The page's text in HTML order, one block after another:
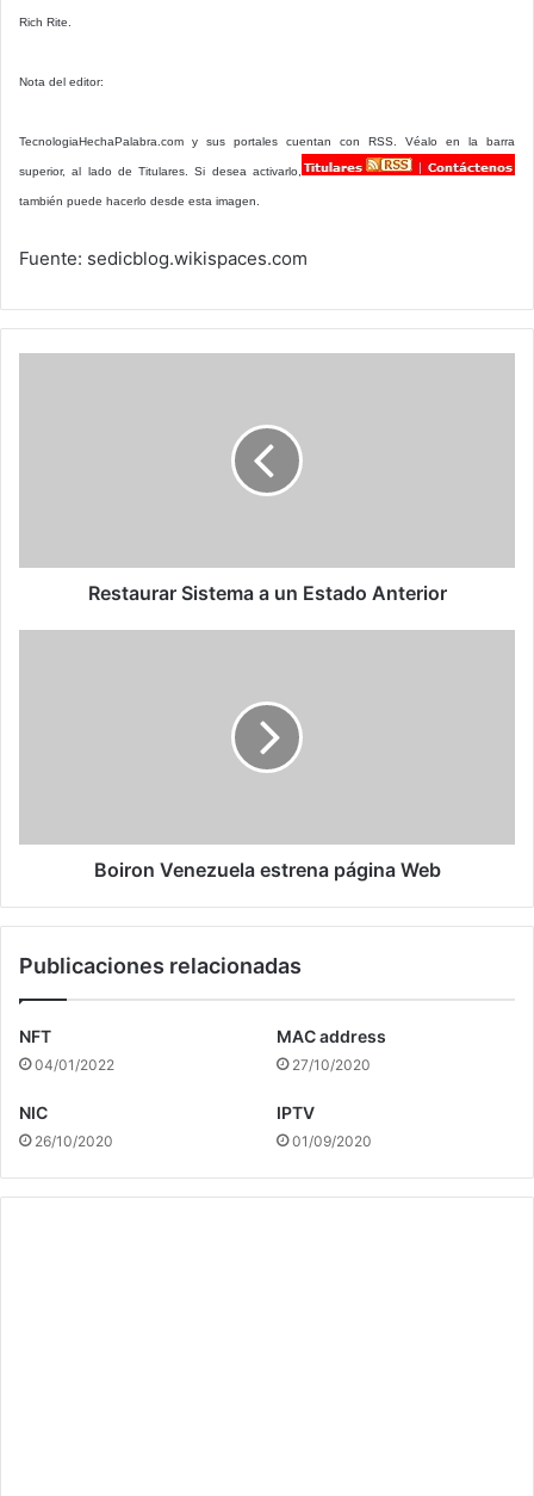
Rich Rite.
Nota del editor:
TecnologiaHechaPalabra.com y sus portales cuentan con RSS. Véalo en la barra
superior, al lado deTitulares. Si desea activarlo,
también puede hacerlo desde esta imagen.
Fuente: sedicblog.wikispaces.com
Restaurar Sistema a un Estado Anterior
Boiron Venezuela estrena página Web
Publicaciones relacionadas
NFT
04/01/2022
MAC address
27/10/2020
NIC
26/10/2020
IPTV
01/09/2020